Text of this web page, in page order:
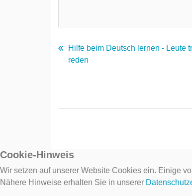
Hilfe beim Deutsch lernen - Leute
reden
Cookie-Hinweis
Wir setzen auf unserer Website Cookies ein. Einige
Nähere Hinweise erhalten Sie in unserer